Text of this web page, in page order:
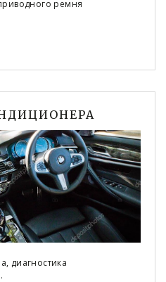
ремня
диагностика